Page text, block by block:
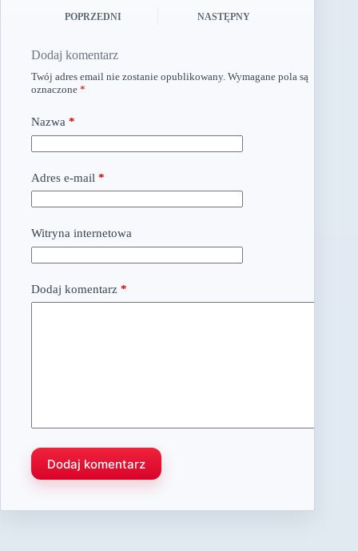
POPRZEDNI NASTĘPNY
Dodaj komentarz
Twój adres email nie zostanie opublikowany. Wymagane pola są
oznaczone *
Nazwa *
Adres e-mail *
Witryna internetowa
Dodaj komentarz *
Dodaj komentarz